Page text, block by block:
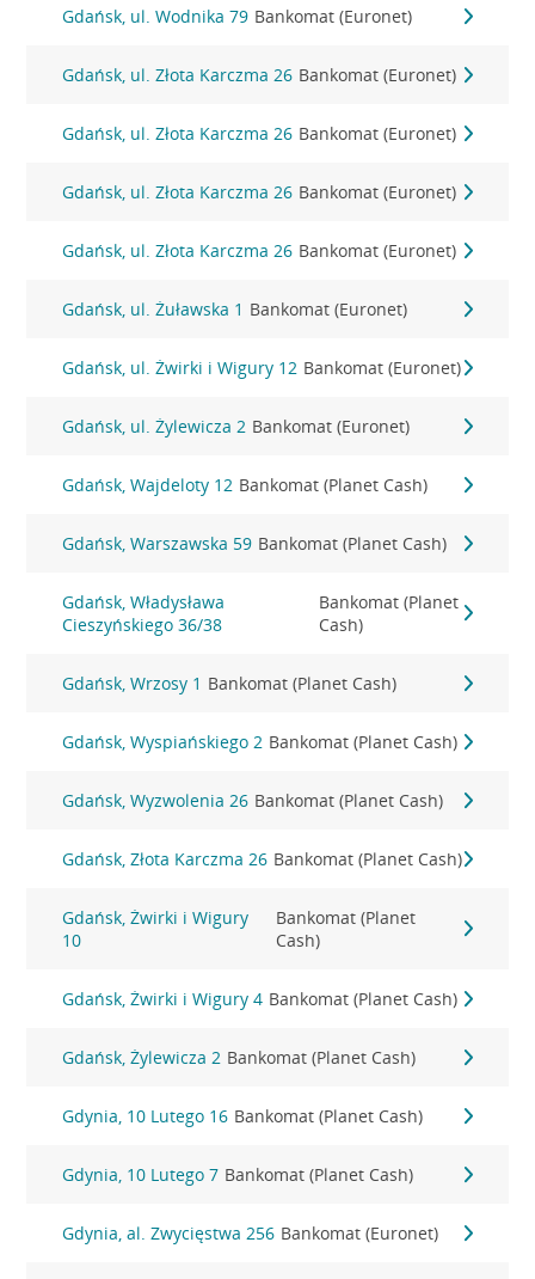
Gdańsk, ul. Wodnika 79 Bankomat (Euronet)
Gdańsk, ul. Złota Karczma 26 Bankomat (Euronet)
Gdańsk, ul. Złota Karczma 26 Bankomat (Euronet)
Gdańsk, ul. Złota Karczma 26 Bankomat (Euronet)
Gdańsk, ul. Złota Karczma 26 Bankomat (Euronet)
Gdańsk, ul. Żuławska 1 Bankomat (Euronet)
Gdańsk, ul. Żwirki i Wigury 12 Bankomat (Euronet)
Gdańsk, ul. Żylewicza 2 Bankomat (Euronet)
Gdańsk, Wajdeloty 12 Bankomat (Planet Cash)
Gdańsk, Warszawska 59 Bankomat (Planet Cash)
Gdańsk, Władysława
Cieszyńskiego 36/38
Bankomat (Planet
Cash)
Gdańsk, Wrzosy 1 Bankomat (Planet Cash)
Gdańsk, Wyspiańskiego 2 Bankomat (Planet Cash)
Gdańsk, Wyzwolenia 26 Bankomat (Planet Cash)
Gdańsk, Złota Karczma 26 Bankomat (Planet Cash)
Gdańsk, Żwirki i Wigury
10
Bankomat (Planet
Cash)
Gdańsk, Żwirki i Wigury 4 Bankomat (Planet Cash)
Gdańsk, Żylewicza 2 Bankomat (Planet Cash)
Gdynia, 10 Lutego 16 Bankomat (Planet Cash)
Gdynia, 10 Lutego 7 Bankomat (Planet Cash)
Gdynia, al. Zwycięstwa 256 Bankomat (Euronet)